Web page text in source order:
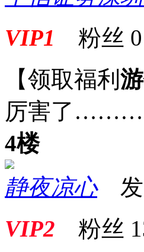
VIP1 粉丝 0
【领取福利
厉害了
4楼
静夜凉心发
VIP2 粉丝